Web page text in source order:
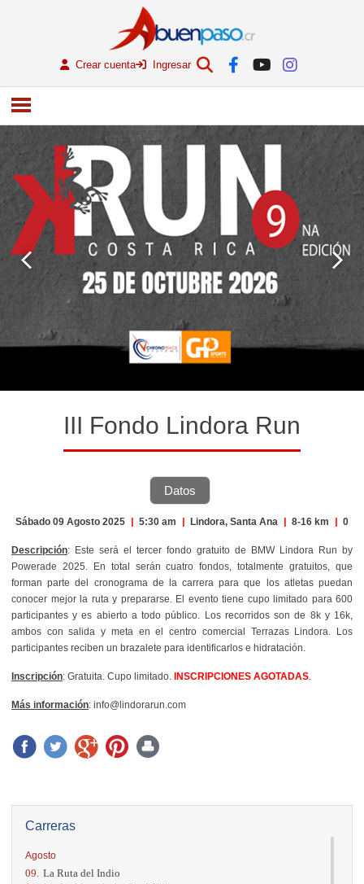
Crear cuenta Ingresar
Carreras
Agosto
09. La Ruta del Indio
III Fondo Lindora Run
Datos
Sábado 09 Agosto 2025 | 5:30 am | Lindora, Santa Ana | 8-16 km | 0
Descripción: Este será el tercer fondo gratuito de BMW Lindora Run by
Powerade 2025. En total serán cuatro fondos, totalmente gratuitos, que
forman parte del cronograma de la carrera para que los atletas puedan
conocer mejor la ruta y prepararse. El evento tiene cupo limitado para 600
participantes y es abierto a todo público. Los recorridos son de 8k y 16k,
ambos con salida y meta en el centro comercial Terrazas Lindora. Los
participantes reciben un brazalete para identificarlos e hidratación.
Inscripción: Gratuita. Cupo limitado. INSCRIPCIONES AGOTADAS
Más información: info@lindorarun.com